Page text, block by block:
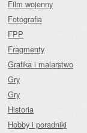
Film wojenny
Fotografia
FPP
Fragmenty
Grafika i malarstwo
Gry
Gry
Historia
Hobby i poradniki